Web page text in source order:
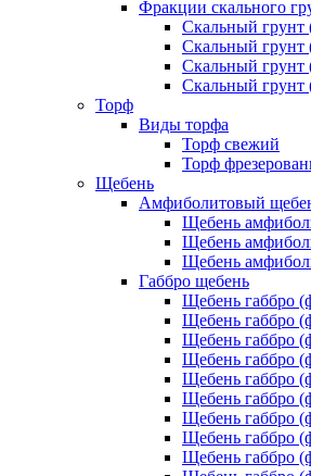
Фракции скального
Скальный грунт
Скальный грунт
Скальный грунт
Скальный грунт
Торф
Виды торфа
Торф свежий
Торф
Щебень
Амфиболитовый
Щебень
Щебень
Щебень
Габбро щебень
Щебень габбро
Щебень габбро
Щебень габбро
Щебень габбро
Щебень габбро
Щебень габбро
Щебень габбро
Щебень габбро
Щебень габбро